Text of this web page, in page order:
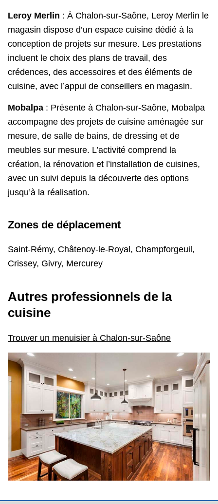
Leroy Merlin : À Chalon-sur-Saône, Leroy Merlin le
magasin dispose d’un espace cuisine dédié à la
conception de projets sur mesure. Les prestations
incluent le choix des plans de travail, des
crédences, des accessoires et des éléments de
cuisine, avec l’appui de conseillers en magasin.
Mobalpa : Présente à Chalon-sur-Saône, Mobalpa
accompagne des projets de cuisine aménagée sur
mesure, de salle de bains, de dressing et de
meubles sur mesure. L’activité comprend la
création, la rénovation et l’installation de cuisines,
avec un suivi depuis la découverte des options
jusqu’à la réalisation.
Zones de déplacement
Saint-Rémy, Châtenoy-le-Royal, Champforgeuil,
Crissey, Givry, Mercurey
Autres professionnels de la
cuisine
Trouver un menuisier à Chalon-sur-Saône